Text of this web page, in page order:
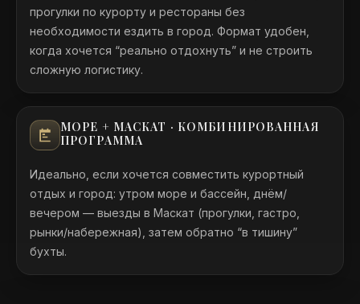
прогулки по курорту и рестораны без
необходимости ездить в город. Формат удобен,
когда хочется “реально отдохнуть” и не строить
сложную логистику.
МОРЕ + МАСКАТ · КОМБИНИРОВАННАЯ
ПРОГРАММА
Идеально, если хочется совместить курортный
отдых и город: утром море и бассейн, днём/
вечером — выезды в Маскат (прогулки, гастро,
рынки/набережная), затем обратно “в тишину”
бухты.